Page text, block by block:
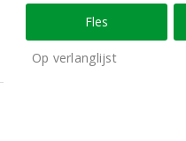
Fles
Op verlanglijst